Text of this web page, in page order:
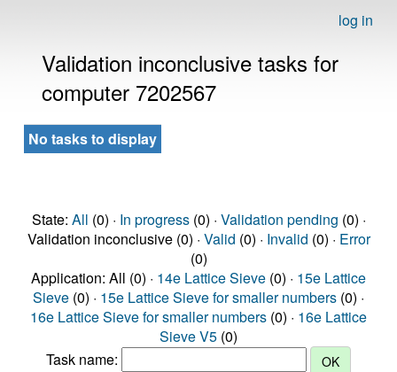
log in
Validation inconclusive tasks for
computer 7202567
No tasks to display
State: All (0) · In progress(0) · Validation pending (0) ·
Validation inconclusive (0) · Valid (0) · Invalid (0) · Error
(0)
Application: All (0) · 14e Lattice Sieve (0) · 15e Lattice
Sieve (0) · 15e Lattice Sieve for smaller numbers (0) ·
16e Lattice Sieve for smaller numbers (0) · 16e Lattice
Sieve V5 (0)
Task name: